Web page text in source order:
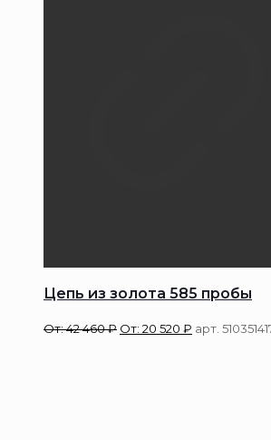
Цепь из золота 585 пробы
От:42 460₽ От: 20 520 ₽ арт.